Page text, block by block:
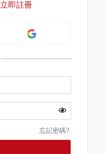
立即註冊
忘記密碼?